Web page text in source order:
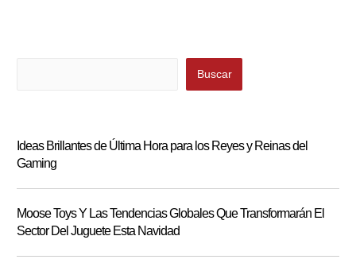
Buscar
Ideas Brillantes de Última Hora para los Reyes y Reinas del
Gaming
Moose Toys Y Las Tendencias Globales Que Transformarán El
Sector Del Juguete Esta Navidad